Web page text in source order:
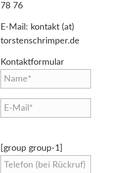
78 76
E-Mail: kontakt (at)
torstenschrimper.de
Kontaktformular
[group group-1]